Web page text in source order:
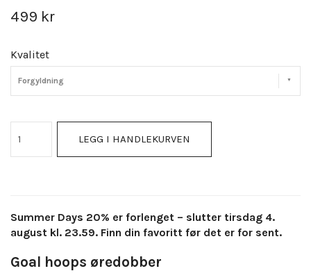
499 kr
Kvalitet
Forgyldning
LEGG I HANDLEKURVEN
Summer Days 20% er forlenget – slutter tirsdag 4.
august kl. 23.59. Finn din favoritt før det er for sent.
Goal hoops øredobber